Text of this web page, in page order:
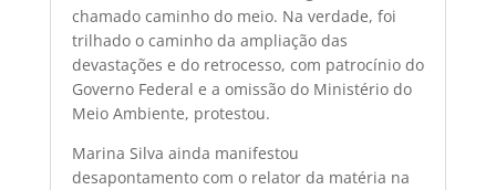
chamado caminho do meio. Na verdade, foi
trilhado o caminho da ampliação das
devastações e do retrocesso, com patrocínio do
Governo Federal e a omissão do Ministério do
Meio Ambiente, protestou.
Marina Silva ainda manifestou
desapontamento com o relator da matéria na